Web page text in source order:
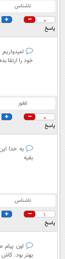
ناشناس
0
پاسخ
خود را ارتقا
غفور
0
پاسخ
به خدا
بقیه
ناشناس
1
پاسخ
اون پيام
بهتر بود. كاش